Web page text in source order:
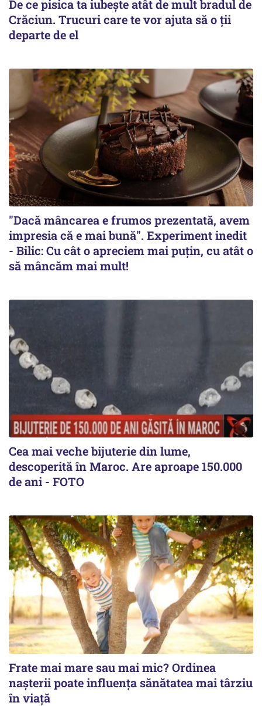
De ce pisica ta iubește atât de mult bradul de
Crăciun. Trucuri care te vor ajuta să o ții
departe de el
"Dacă mâncarea e frumos prezentată, avem
impresia că e mai bună". Experiment inedit
- Bilic: Cu cât o apreciem mai puțin, cu atât o
să mâncăm mai mult!
Cea mai veche bijuterie din lume,
descoperită în Maroc. Are aproape 150.000
de ani - FOTO
Frate mai mare sau mai mic? Ordinea
nașterii poate influența sănătatea mai târziu
în viață